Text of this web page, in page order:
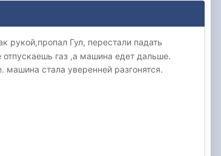
рукой,пропал Гул, перестали падать
газ ,а машина едет дальше.
стала уверенней разгонятся.